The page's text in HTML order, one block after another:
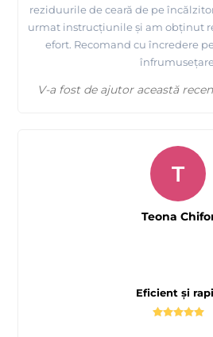
reziduurile de ceară de pe
urmat instrucțiunile și am obținut
efort. Recomand cu încredere
V-a fost de ajutor această
Eficient și
T
Teona